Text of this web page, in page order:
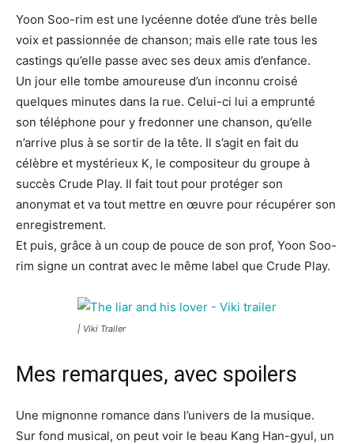
Yoon Soo-rim est une lycéenne dotée d’une très belle
voix et passionnée de chanson; mais elle rate tous les
castings qu’elle passe avec ses deux amis d’enfance.
Un jour elle tombe amoureuse d’un inconnu croisé
quelques minutes dans la rue. Celui-ci lui a emprunté
son téléphone pour y fredonner une chanson, qu’elle
n’arrive plus à se sortir de la tête. Il s’agit en fait du
célèbre et mystérieux K, le compositeur du groupe à
succès Crude Play. Il fait tout pour protéger son
anonymat et va tout mettre en œuvre pour récupérer son
enregistrement.
Et puis, grâce à un coup de pouce de son prof, Yoon Soo-
rim signe un contrat avec le même label que Crude Play.
| Viki Trailer
Mes remarques, avec spoilers
Une mignonne romance dans l’univers de la musique.
Sur fond musical, on peut voir le beau Kang Han-gyul, un